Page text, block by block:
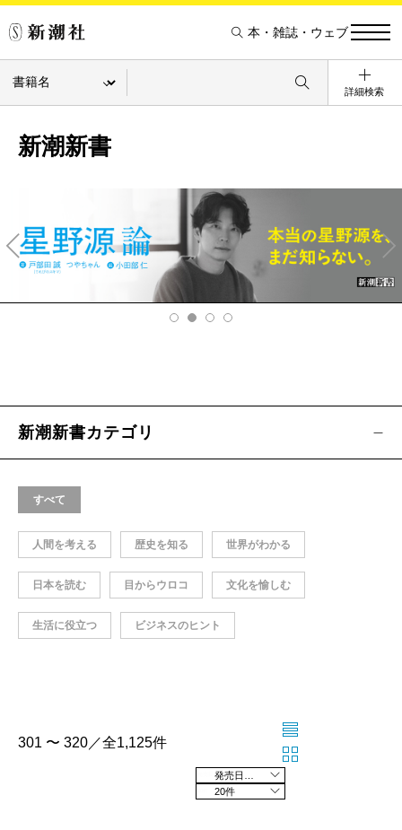
本・雑誌・ウェブ
詳細検索
新潮新書
v
Ne
xt
新潮新書カテゴリ
すべて
人間を考える 歴史を知る 世界がわかる
日本を読む 目からウロコ 文化を愉しむ
生活に役立つ ビジネスのヒント
301 〜 320／全1,125件
20件